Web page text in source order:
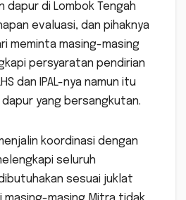
dapur di Lombok Tengah
evaluasi, dan pihaknya
meminta masing-masing
persyaratan pendirian
dan IPAL-nya namun itu
yang bersangkutan.
koordinasi dengan
seluruh
sesuai juklat